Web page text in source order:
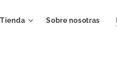
Tienda Sobre nosotras